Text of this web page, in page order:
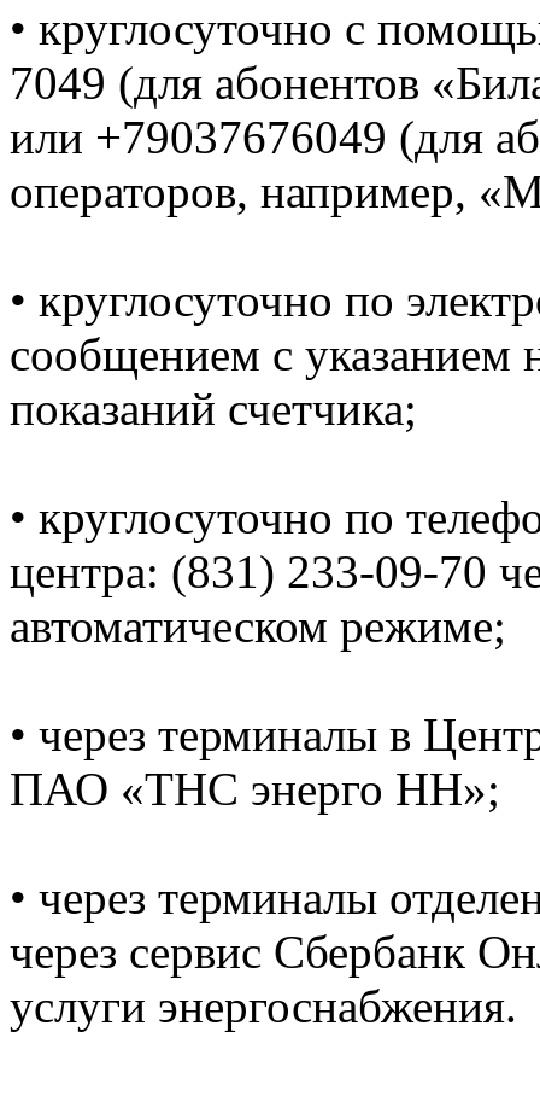
• круглосуточно с
7049 (для абонентов
или +79037676049 (для
операторов, например,
• круглосуточно по
сообщением с указанием
показаний счетчика;
• круглосуточно по
центра: (831) 233-09-70
автоматическом режиме;
• через терминалы в
ПАО «ТНС энерго НН»;
• через терминалы
через сервис Сбербанк
услуги энергоснабжения.